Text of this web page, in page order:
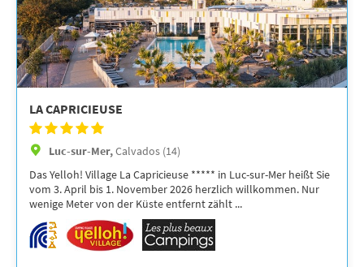
LA CAPRICIEUSE
Luc-sur-Mer,Calvados (14)
Das Yelloh! Village La Capricieuse ***** in Luc-sur-Mer heißt Sie
vom 3. April bis 1. November 2026 herzlich willkommen. Nur
wenige Meter von der Küste entfernt zählt ...